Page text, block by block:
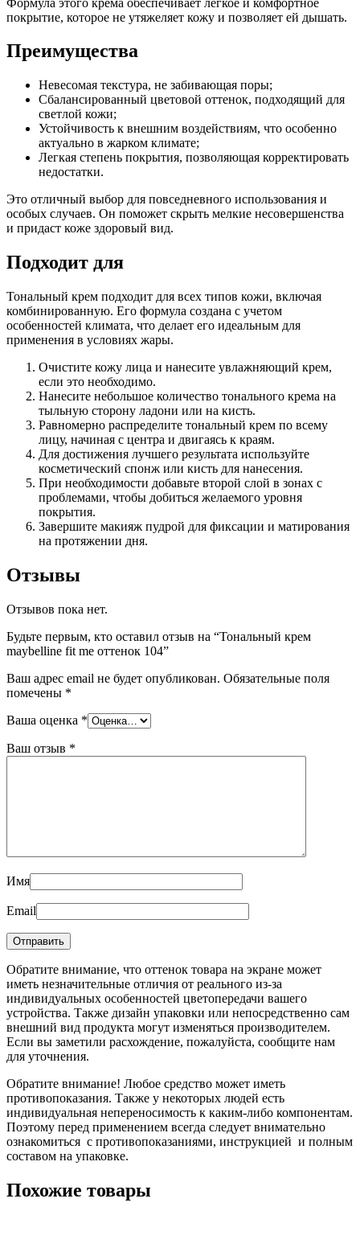
покрытие, которое не утяжеляет кожу и позволяет ей дышать.
Преимущества
Невесомая текстура, не забивающая поры;
Сбалансированный цветовой оттенок, подходящий для
светлой кожи;
Устойчивость к внешним воздействиям, что особенно
актуально в жарком климате;
Легкая степень покрытия, позволяющая корректировать
недостатки.
Это отличный выбор для повседневного использования и
особых случаев. Он поможет скрыть мелкие несовершенства
и придаст коже здоровый вид.
Подходит для
Тональный крем подходит для всех типов кожи, включая
комбинированную. Его формула создана с учетом
особенностей климата, что делает его идеальным для
применения в условиях жары.
Очистите кожу лица и нанесите увлажняющий крем,
если это необходимо.
Нанесите небольшое количество тонального крема на
тыльную сторону ладони или на кисть.
Равномерно распределите тональный крем по всему
лицу, начиная с центра и двигаясь к краям.
Для достижения лучшего результата используйте
косметический спонж или кисть для нанесения.
При необходимости добавьте второй слой в зонах с
проблемами, чтобы добиться желаемого уровня
покрытия.
Завершите макияж пудрой для фиксации и матирования
на протяжении дня.
Отзывы
Отзывов пока нет.
Будьте первым, кто оставил отзыв на “Тональный крем
maybelline fit me оттенок 104”
Ваш адрес email не будет опубликован. Обязательные поля
помечены *
Ваша оценка *
Ваш отзыв *
Имя
Email
Обратите внимание, что оттенок товара на экране может
иметь незначительные отличия от реального из-за
индивидуальных особенностей цветопередачи вашего
устройства. Также дизайн упаковки или непосредственно сам
внешний вид продукта могут изменяться производителем.
Если вы заметили расхождение, пожалуйста, сообщите нам
для уточнения.
Обратите внимание! Любое средство может иметь
противопоказания. Также у некоторых людей есть
индивидуальная непереносимость к каким-либо компонентам.
Поэтому перед применением всегда следует внимательно
ознакомиться с противопоказаниями, инструкцией и полным
составом на упаковке.
Похожие товары